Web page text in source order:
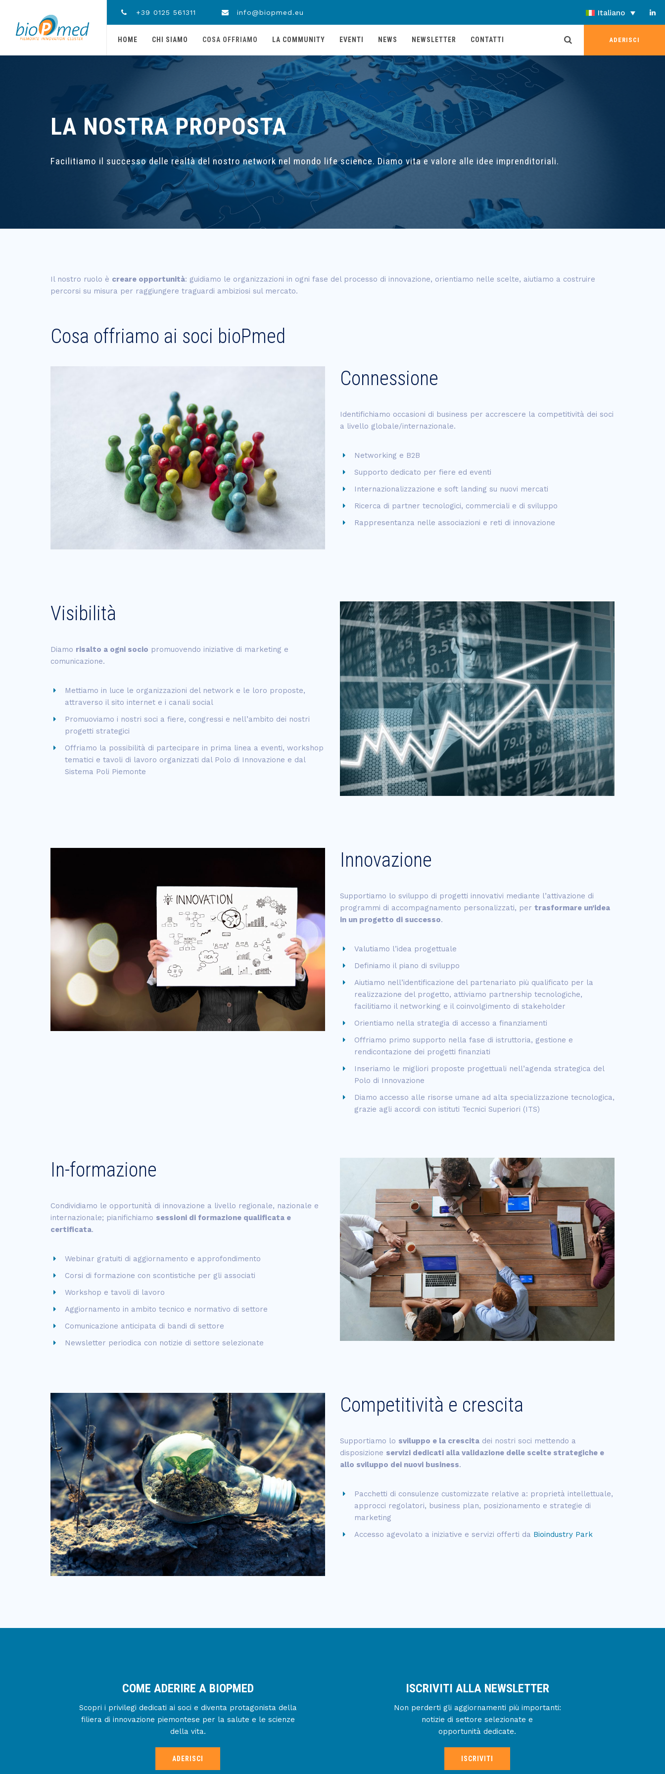
+39 0125 561311 info@biopmed.eu Italiano
ADERISCI
HOME CHI SIAMO COSA OFFRIAMO LA COMMUNITY EVENTI NEWS NEWSLETTER CONTATTI
LA NOSTRA PROPOSTA
Facilitiamo il successo delle realtà del nostro network nel mondo life science. Diamo vita e valore alle idee imprenditoriali.
Il nostro ruolo è creare opportunità: guidiamo le organizzazioni in ogni fase del processo di innovazione, orientiamo nelle scelte, aiutiamo a costruire
percorsi su misura per raggiungere traguardi ambiziosi sul mercato.
Cosa offriamo ai soci bioPmed
Connessione
Identifichiamo occasioni di business per accrescere la competitività dei soci
a livello globale/internazionale.
Networking e B2B
Supporto dedicato per fiere ed eventi
Internazionalizzazione e soft landing su nuovi mercati
Ricerca di partner tecnologici, commerciali e di sviluppo
Rappresentanza nelle associazioni e reti di innovazione
Visibilità
Diamo risalto a ogni socio promuovendo iniziative di marketing e
comunicazione.
Mettiamo in luce le organizzazioni del network e le loro proposte,
attraverso il sito internet e i canali social
Promuoviamo i nostri soci a fiere, congressi e nell’ambito dei nostri
progetti strategici
Offriamo la possibilità di partecipare in prima linea a eventi, workshop
tematici e tavoli di lavoro organizzati dal Polo di Innovazione e dal
Sistema Poli Piemonte
Innovazione
Supportiamo lo sviluppo di progetti innovativi mediante l’attivazione di
programmi di accompagnamento personalizzati, per trasformare un’idea
in un progetto di successo.
Valutiamo l’idea progettuale
Definiamo il piano di sviluppo
Aiutiamo nell’identificazione del partenariato più qualificato per la
realizzazione del progetto, attiviamo partnership tecnologiche,
facilitiamo il networking e il coinvolgimento di stakeholder
Orientiamo nella strategia di accesso a finanziamenti
Offriamo primo supporto nella fase di istruttoria, gestione e
rendicontazione dei progetti finanziati
Inseriamo le migliori proposte progettuali nell’agenda strategica del
Polo di Innovazione
Diamo accesso alle risorse umane ad alta specializzazione tecnologica,
grazie agli accordi con istituti Tecnici Superiori (ITS)
In-formazione
Condividiamo le opportunità di innovazione a livello regionale, nazionale e
internazionale; pianifichiamo sessioni di formazione qualificata e
certificata.
Webinar gratuiti di aggiornamento e approfondimento
Corsi di formazione con scontistiche per gli associati
Workshop e tavoli di lavoro
Aggiornamento in ambito tecnico e normativo di settore
Comunicazione anticipata di bandi di settore
Newsletter periodica con notizie di settore selezionate
Competitività e crescita
Supportiamo lo sviluppo e la crescita dei nostri soci mettendo a
disposizione servizi dedicati alla validazione delle scelte strategiche e
allo sviluppo dei nuovi business.
Pacchetti di consulenze customizzate relative a: proprietà intellettuale,
approcci regolatori, business plan, posizionamento e strategie di
marketing
Accesso agevolato a iniziative e servizi offerti da Bioindustry Park
COME ADERIRE A BIOPMED
Scopri i privilegi dedicati ai soci e diventa protagonista della
filiera di innovazione piemontese per la salute e le scienze
della vita.
ADERISCI
ISCRIVITI ALLA NEWSLETTER
Non perderti gli aggiornamenti più importanti:
notizie di settore selezionate e
opportunità dedicate.
ISCRIVITI